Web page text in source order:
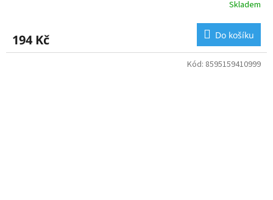
Skladem
194 Kč Do košíku
Kód: 8595159410999